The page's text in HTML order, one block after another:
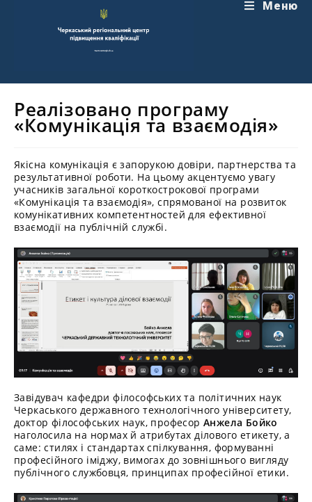
Меню
Реалізовано програму
«Комунікація та взаємодія»
Якісна комунікація є запорукою довіри, партнерства та
результативної роботи. На цьому акцентуємо увагу
учасників загальної короткострокової програми
«Комунікація та взаємодія», спрямованої на розвиток
комунікативних компетентностей для ефективної
взаємодії на публічній службі.
Завідувач кафедри філософських та політичних наук
Черкаського державного технологічного університету,
доктор філософських наук, професор Анжела Бойко
наголосила на нормах й атрибутах ділового етикету, а
саме: стилях і стандартах спілкування, формуванні
професійного іміджу, вимогах до зовнішнього вигляду
публічного службовця, принципах професійної етики.